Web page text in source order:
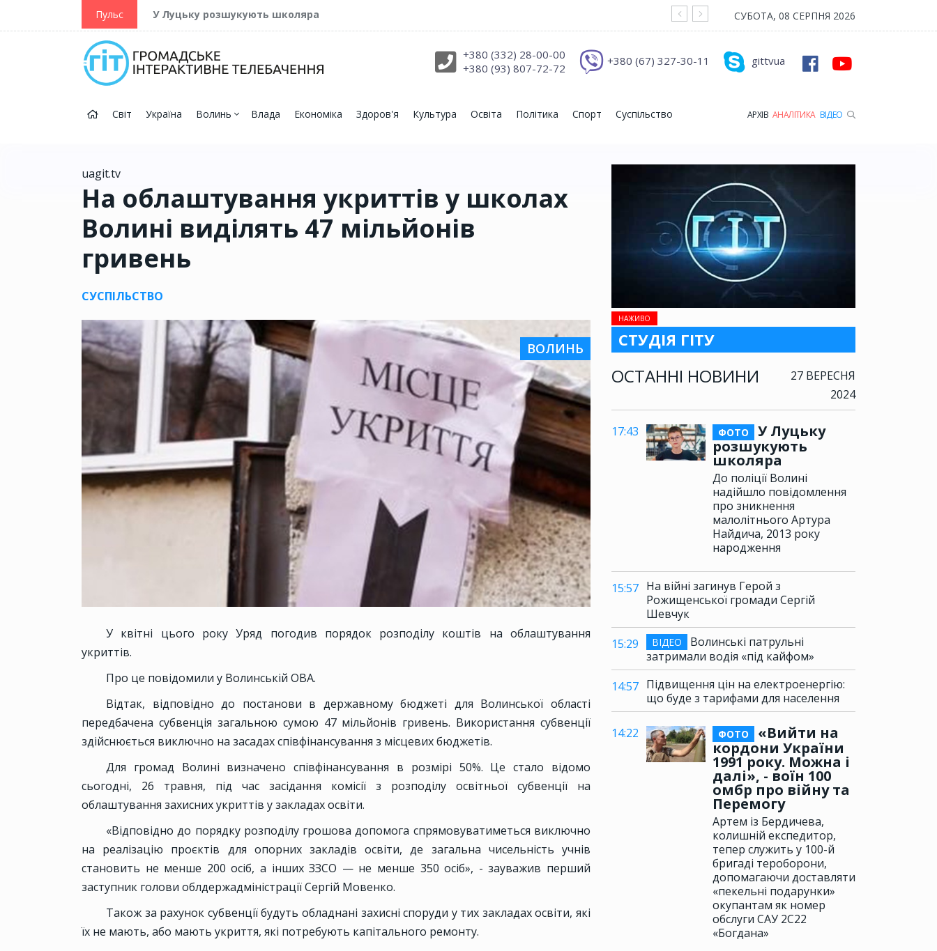
Пульс У Луцьку розшукують школяра На війні загинув Герой з Рожищенської
СУБОТА, 08 СЕРПНЯ 2026
gittvua
+380 (67) 327-30-11
+380 (332) 28-00-00
+380 (93) 807-72-72
Світ Україна Волинь Влада Економіка Здоров'я Культура Освіта Політика Спорт Суспільство АРХІВ АНАЛІТИКА ВІДЕО
НАЖИВО
СТУДІЯ ГІТУ
ОСТАННІ НОВИНИ
27 ВЕРЕСНЯ
2024
17:43 ФОТО
У Луцьку
розшукують
школяра
До поліції Волині
надійшло повідомлення
про зникнення
малолітнього Артура
Найдича, 2013 року
народження
15:57 На війні загинув Герой з
Рожищенської громади Сергій
Шевчук
15:29
ВІДЕО
Волинські патрульні
затримали водія «під кайфом»
14:57 Підвищення цін на електроенергію:
що буде з тарифами для населення
14:22 ФОТО
«Вийти на
кордони України
1991 року. Можна і
далі», - воїн 100
омбр про війну та
Перемогу
Артем із Бердичева,
колишній експедитор,
тепер служить у 100-й
бригаді тероборони,
допомагаючи доставляти
«пекельні подарунки»
окупантам як номер
обслуги САУ 2С22
«Богдана»
uagit.tv
На облаштування укриттів у школах
Волині виділять 47 мільйонів
гривень
СУСПІЛЬСТВО
ВОЛИНЬ
У квітні цього року Уряд погодив порядок розподілу коштів на облаштування
укриттів.
Про це повідомили у Волинській ОВА.
Відтак, відповідно до постанови в державному бюджеті для Волинської області
передбачена субвенція загальною сумою 47 мільйонів гривень. Використання субвенції
здійснюється виключно на засадах співфінансування з місцевих бюджетів.
Для громад Волині визначено співфінансування в розмірі 50%. Це стало відомо
сьогодні, 26 травня, під час засідання комісії з розподілу освітньої субвенції на
облаштування захисних укриттів у закладах освіти.
«Відповідно до порядку розподілу грошова допомога спрямовуватиметься виключно
на реалізацію проєктів для опорних закладів освіти, де загальна чисельність учнів
становить не менше 200 осіб, а інших ЗЗСО — не менше 350 осіб», - зауважив перший
заступник голови облдержадміністрації Сергій Мовенко.
Також за рахунок субвенції будуть обладнані захисні споруди у тих закладах освіти, які
їх не мають, або мають укриття, які потребують капітального ремонту.